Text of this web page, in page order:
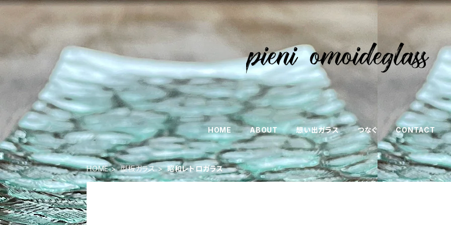
HOME ABOUT 想い出ガラス つなぐ CONTACT
HOME 型板ガラス 昭和レトロガラス